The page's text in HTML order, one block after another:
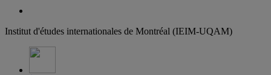
Institut d'études internationales de Montréal (IEIM-UQAM)